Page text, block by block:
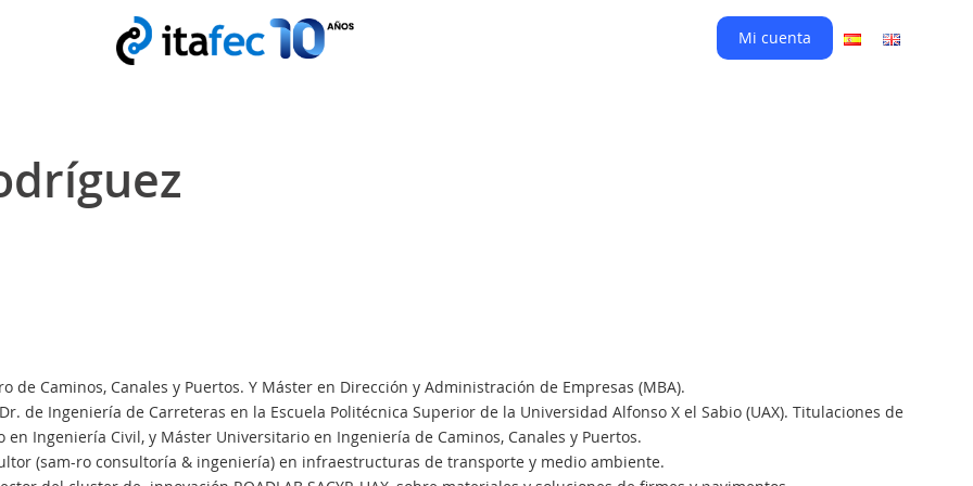
Mi cuenta
de Caminos, Canales y Puertos. Y Máster en Dirección y Administración de Empresas (MBA).
de Ingeniería de Carreteras en la Escuela Politécnica Superior de la Universidad Alfonso X el Sabio (UAX). Titulaciones de
en Ingeniería Civil, y Máster Universitario en Ingeniería de Caminos, Canales y Puertos.
(sam-ro consultoría & ingeniería) en infraestructuras de transporte y medio ambiente.